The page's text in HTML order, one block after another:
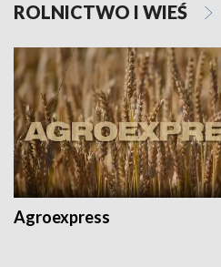
ROLNICTWO I WIEŚ
Agroexpress